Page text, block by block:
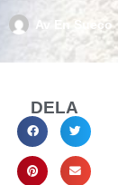
Av En Sueco
DELA